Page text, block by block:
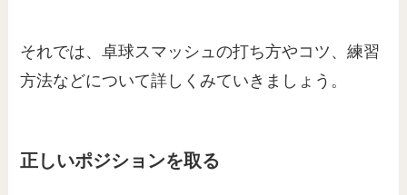
それでは、卓球スマッシュの打ち方やコツ、練習
方法などについて詳しくみていきましょう。
正しいポジションを取る